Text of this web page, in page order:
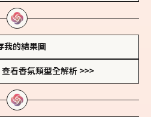
我的結果圖
查看香氛類型全解析 >>>